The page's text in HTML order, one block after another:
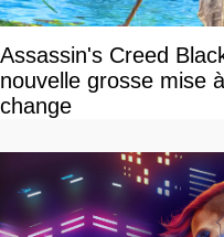
Assassin's Creed
nouvelle grosse mise
change